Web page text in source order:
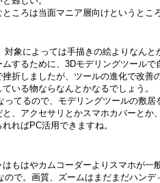
ころは当面マニア層向けというとこ
対象によっては手描きの絵よりなんと
ムするために、3Dモデリングツール
折しましたが、ツールの進化で改善
いる物ならなんとかなるでしょう。
ってるので、モデリングツールの敷居
、アクセサリとかスマホカバーとか
ればPC活用できますね。
はもはやカムコーダーよりスマホが一
ので。画質、ズームはまだまだハンデ